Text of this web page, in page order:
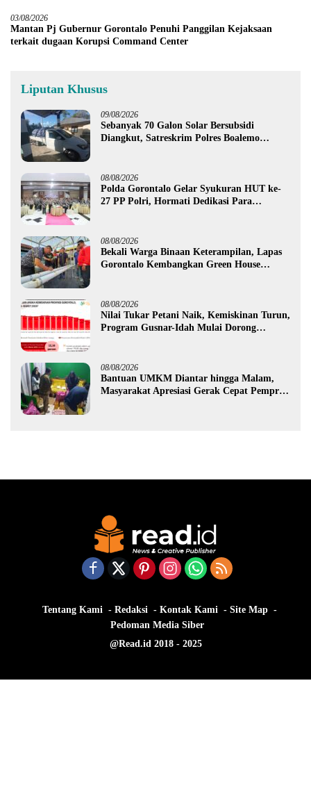
03/08/2026
Mantan Pj Gubernur Gorontalo Penuhi Panggilan Kejaksaan
terkait dugaan Korupsi Command Center
Liputan Khusus
09/08/2026
Sebanyak 70 Galon Solar Bersubsidi
Diangkut, Satreskrim Polres Boalemo
08/08/2026
Polda Gorontalo Gelar Syukuran HUT ke-
27 PP Polri, Hormati Dedikasi Para
08/08/2026
Bekali Warga Binaan Keterampilan, Lapas
Gorontalo Kembangkan Green House
08/08/2026
Nilai Tukar Petani Naik, Kemiskinan Turun,
Program Gusnar-Idah Mulai Dorong
08/08/2026
Bantuan UMKM Diantar hingga Malam,
Masyarakat Apresiasi Gerak Cepat Pemprov
Tentang Kami Redaksi Kontak Kami
Site Map
Pedoman Media Siber
@Read.id 2018 - 2025